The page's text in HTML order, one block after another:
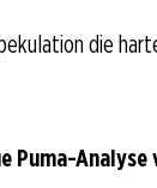
die
Puma-